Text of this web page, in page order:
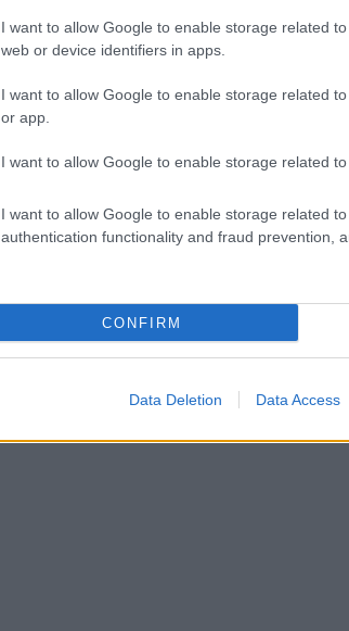
I want to allow Google to enable storage related
web or device identifiers in apps.
I want to allow Google to enable storage related
or app.
I want to allow Google to enable storage related to
I want to allow Google to enable storage related
authentication functionality and fraud prevention,
CONFIRM
Data Deletion Data Access